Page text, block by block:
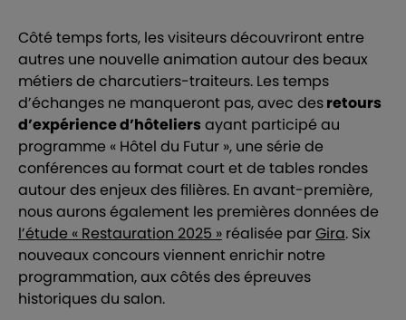
Côté temps forts, les visiteurs découvriront entre
autres une nouvelle animation autour des beaux
métiers de charcutiers-traiteurs. Les temps
d’échanges ne manqueront pas, avec desretours
d’expérience d’hôteliers ayant participé au
programme « Hôtel du Futur », une série de
conférences au format court et de tables rondes
autour des enjeux des filières. En avant-première,
nous aurons également les premières données de
l’étude « Restauration 2025 » réalisée parGira. Six
nouveaux concours viennent enrichir notre
programmation, aux côtés des épreuves
historiques du salon.